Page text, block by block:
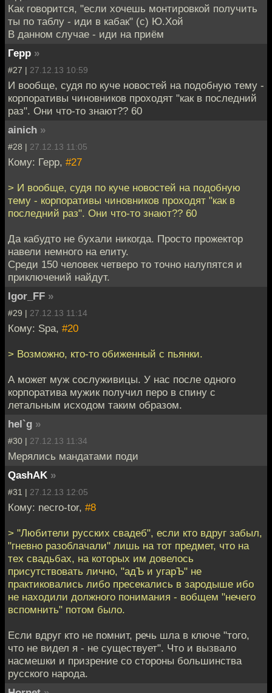
Как говорится, "если хочешь монтировкой получить
ты по таблу - иди в кабак" (с) Ю.Хой
В данном случае - иди на приём
Герр »
#27 | 27.12.13 10:59
И вообще, судя по куче новостей на подобную тему -
корпоративы чиновников проходят "как в последний
раз". Они что-то знают?? 60
ainich »
#28 | 27.12.13 11:05
Кому: Герр, #27
> И вообще, судя по куче новостей на подобную
тему - корпоративы чиновников проходят "как в
последний раз". Они что-то знают?? 60
Да кабудто не бухали никогда. Просто прожектор
навели немного на елиту.
Среди 150 человек четверо то точно налупятся и
приключений найдут.
Igor_FF »
#29 | 27.12.13 11:14
Кому: Spa, #20
> Возможно, кто-то обиженный с пьянки.
А может муж сослуживицы. У нас после одного
корпоратива мужик получил перо в спину с
летальным исходом таким образом.
hel`g »
#30 | 27.12.13 11:34
Мерялись мандатами поди
QashAK »
#31 | 27.12.13 12:05
Кому: necro-tor, #8
> "Любители русских свадеб", если кто вдруг забыл,
"гневно разоблачали" лишь на тот предмет, что на
тех свадьбах, на которых им довелось
присутствовать лично, "адЪ и угарЪ" не
практиковались либо пресекались в зародыше ибо
не находили должного понимания - вобщем "нечего
вспомнить" потом было.
Если вдруг кто не помнит, речь шла в ключе "того,
что не видел я - не существует". Что и вызвало
насмешки и призрение со стороны большинства
русского народа.